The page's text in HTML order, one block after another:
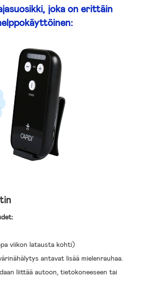
joka on erittäin
viikon latausta kohti)
antavat lisää mielenrauhaa.
liittää autoon, tietokoneeseen tai